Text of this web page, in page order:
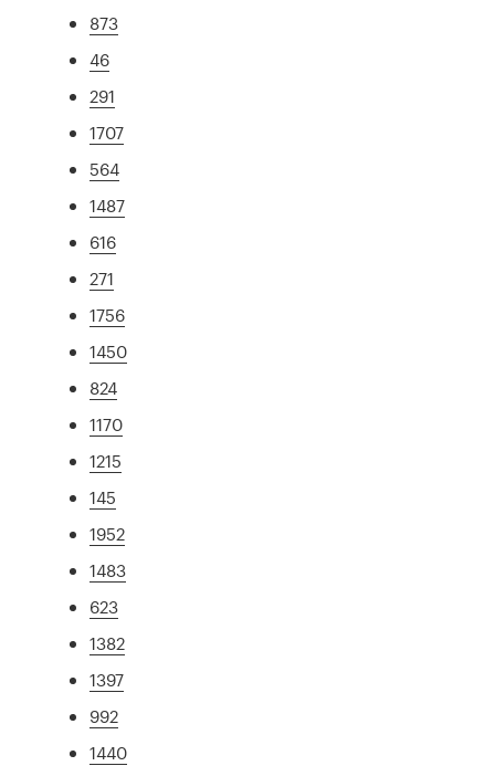
873
46
291
1707
564
1487
616
271
1756
1450
824
1170
1215
145
1952
1483
623
1382
1397
992
1440